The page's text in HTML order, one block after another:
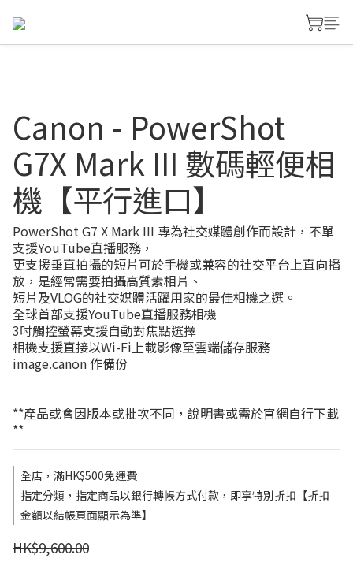
Canon - PowerShot
G7X Mark III 數碼輕便相
機【平行進口】
PowerShot G7 X Mark III 專為社交媒體創作而設計，不單
支援YouTube直播服務，
更支援垂直拍攝的短片可於手機或兼容的社交平台上直向播
放，是經常需要拍攝高質素相片、
短片及VLOG的社交媒體活躍用家的最佳相機之選。
全球首部支援YouTube直播服務相機
3吋觸控螢幕支援自動對焦點選擇
相機支援直接以Wi-Fi上載影像至雲端儲存服務
image.canon 作備份
**產品或會因版本或批次不同，說明書或需於官網自行下載
**
全店，滿HK$500免運費
指定分類，指定商品以銀行轉帳方式付款，即享特別折扣【折扣
金額以結帳頁面顯示為準】
HK$9,600.00